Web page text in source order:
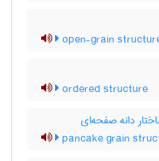
open-grain
ordered structure
دانه صفحه‌ای
pancake grain